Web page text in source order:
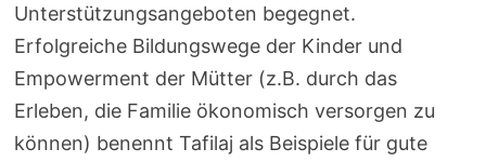
Unterstützungsangeboten begegnet.
Erfolgreiche Bildungswege der Kinder und
Empowerment der Mütter (z.B. durch das
Erleben, die Familie ökonomisch versorgen zu
können) benennt Tafilaj als Beispiele für gute